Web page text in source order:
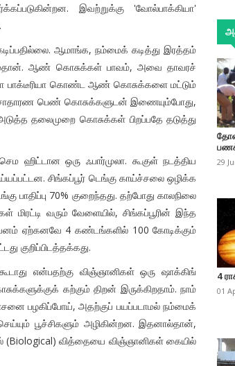
இவற்றுக்கு 'வோல்பாக்கியா'
ஆமாங்க, நம்மைக் கடித்து இரத்தம்
ஆண் கொசுக்கள் பாவம், அவை தாவரச்
பாக்டீரியா கொண்ட ஆண் கொசுக்களை மட்டும்
சாதாரண பெண் கொசுக்களுடன் இணையும்போது,
தலைமுறை கொசுக்கள் பிறப்பதே தடுத்து
ஹிட்டான ஒரு ஃபார்முலா. கூகுள் நடத்திய
சிங்கப்பூர் டெங்கு காய்ச்சலை ஒழிக்க
70% குறைந்தது. தற்போது காலநிலை
மிரட்டி வரும் வேளையில், சிங்கப்பூரின் இந்த
ஏற்கனவே 4 கண்டங்களில் 100 கோடிக்கும்
குறிப்பிடத்தக்கது.
என்பதற்கு விஞ்ஞானிகள் ஒரு ஷாக்கிங்
கற்கும் திறன் இருக்கிறதாம். நாம்
பழகிப்போய், அதற்குப் பயப்படாமல் நம்மைக்
பூச்சிகளும் அழிகின்றன. இதனால்தான்,
(Biological) வித்தையை விஞ்ஞானிகள் கையில்
29
4
01